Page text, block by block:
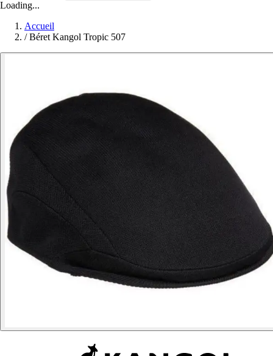
Loading...
Accueil
/ Béret Kangol Tropic 507